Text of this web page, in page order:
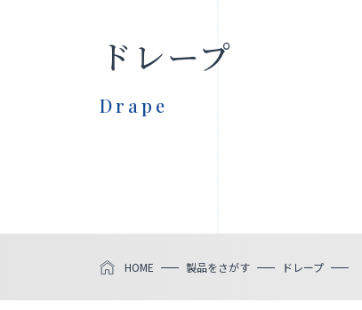
ドレープ
Drape
HOME 製品をさがす ドレープ